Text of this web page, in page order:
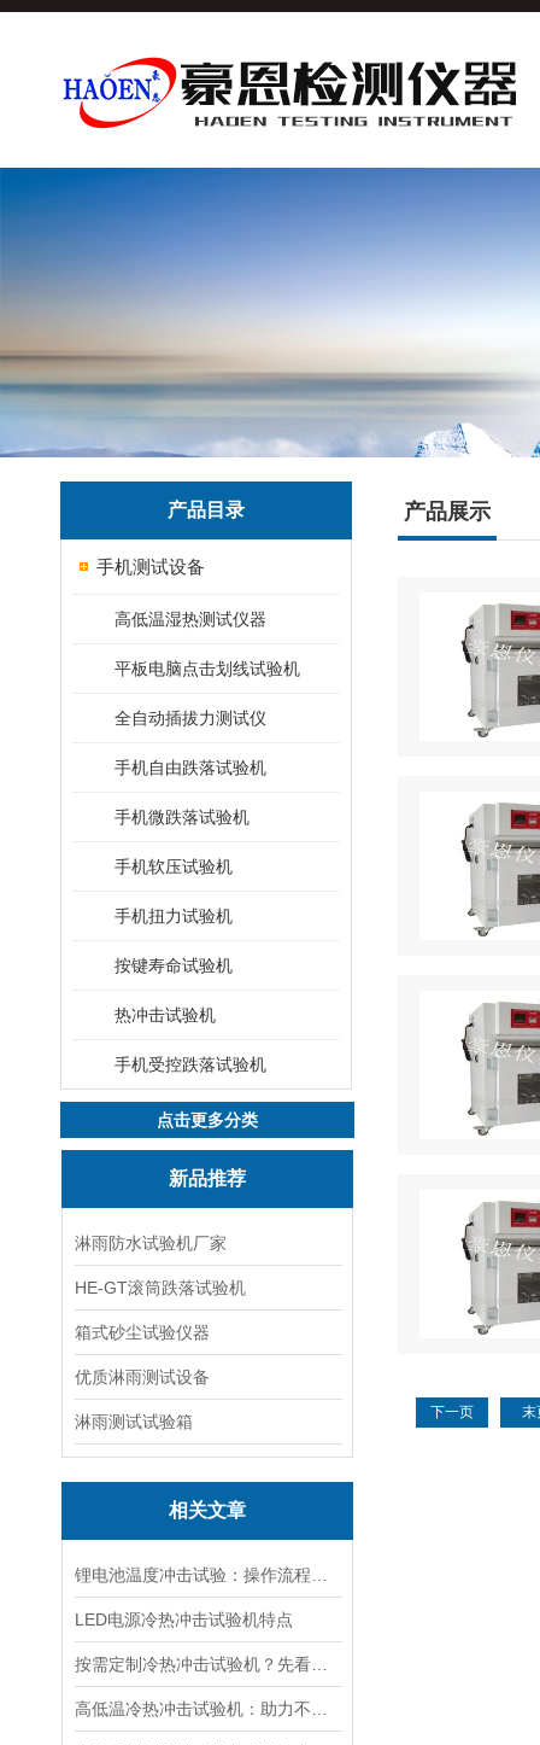
产品目录
手机测试设备
高低温湿热测试仪器
平板电脑点击划线试验机
全自动插拔力测试仪
手机自由跌落试验机
手机微跌落试验机
手机软压试验机
手机扭力试验机
按键寿命试验机
热冲击试验机
手机受控跌落试验机
点击更多分类
新品推荐
淋雨防水试验机厂家
HE-GT滚筒跌落试验机
箱式砂尘试验仪器
优质淋雨测试设备
淋雨测试试验箱
相关文章
LED电源冷热冲击试验机特点
产品展示
下一页 末